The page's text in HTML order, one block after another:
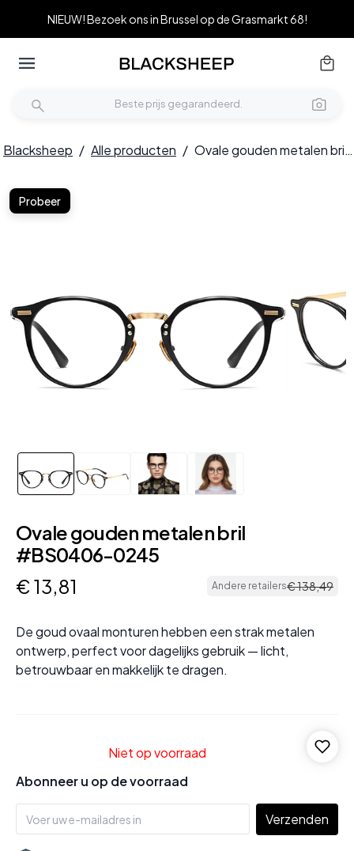
NIEUW! Bezoek ons in Brussel op de Grasmarkt 68!
Blacksheep / Alle producten / Ovale gouden metalen bril #BS0406-0245
Probeer
Ovale gouden metalen bril
#BS0406-0245
€ 13,81 Andere retailers€138,49
De goud ovaal monturen hebben een strak metalen
ontwerp, perfect voor dagelijks gebruik — licht,
betrouwbaar en makkelijk te dragen.
Niet op voorraad
Abonneer u op de voorraad
Verzenden